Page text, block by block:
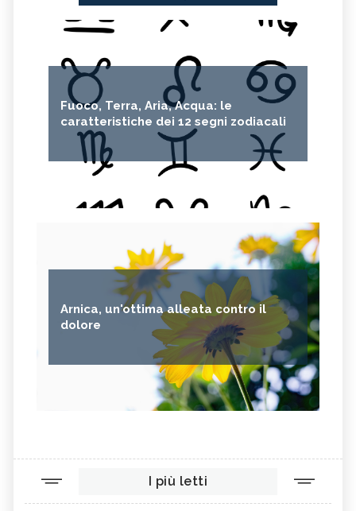
Fuoco, Terra, Aria, Acqua: le
caratteristiche dei 12 segni zodiacali
Arnica, un'ottima alleata contro il
dolore
I più letti